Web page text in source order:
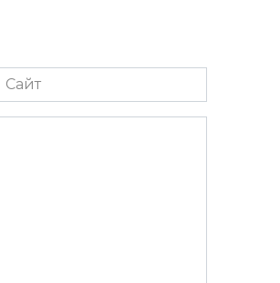
Сайт